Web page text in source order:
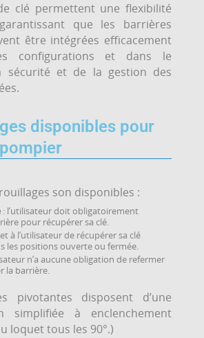
clé permettent une flexibilité
que les barrières
être intégrées efficacement
configurations et dans le
sécurité et de la gestion des
disponibles pour
son disponibles :
: l’utilisateur doit obligatoirement
pour récupérer sa clé.
à l’utilisateur de récupérer sa clé
les positions ouverte ou fermée.
n’a aucune obligation de refermer
la barrière.
pivotantes disposent d’une
simplifiée à enclenchement
loquet tous les 90°.)